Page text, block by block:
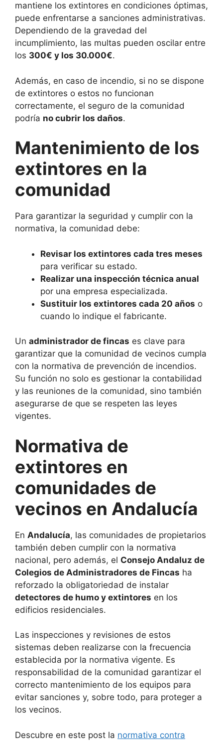
mantiene los extintores en condiciones óptimas,
puede enfrentarse a sanciones administrativas.
Dependiendo de la gravedad del
incumplimiento, las multas pueden oscilar entre
los 300€ y los 30.000€.
Además, en caso de incendio, si no se dispone
de extintores o estos no funcionan
correctamente, el seguro de la comunidad
podría no cubrir los daños.
Mantenimiento de los
extintores en la
comunidad
Para garantizar la seguridad y cumplir con la
normativa, la comunidad debe:
Revisar los extintores cada tres meses
para verificar su estado.
Realizar una inspección técnica anual
por una empresa especializada.
Sustituir los extintores cada 20 años o
cuando lo indique el fabricante.
Un administrador de fincas es clave para
garantizar que la comunidad de vecinos cumpla
con la normativa de prevención de incendios.
Su función no solo es gestionar la contabilidad
y las reuniones de la comunidad, sino también
asegurarse de que se respeten las leyes
vigentes.
Normativa de
extintores en
comunidades de
vecinos en Andalucía
En Andalucía, las comunidades de propietarios
también deben cumplir con la normativa
nacional, pero además, el Consejo Andaluz de
Colegios de Administradores de Fincas ha
reforzado la obligatoriedad de instalar
detectores de humo y extintores en los
edificios residenciales.
Las inspecciones y revisiones de estos
sistemas deben realizarse con la frecuencia
establecida por la normativa vigente. Es
responsabilidad de la comunidad garantizar el
correcto mantenimiento de los equipos para
evitar sanciones y, sobre todo, para proteger a
los vecinos.
Descubre en este post la normativa contra